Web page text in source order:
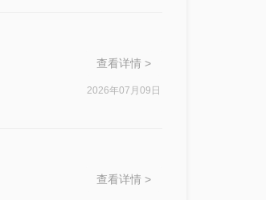
查看详情 >
2026年07月09日
查看详情 >